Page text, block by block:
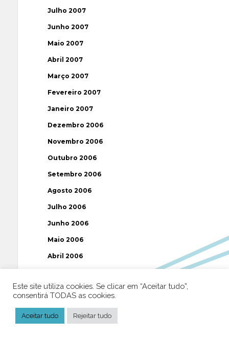
Julho 2007
Junho 2007
Maio 2007
Abril 2007
Março 2007
Fevereiro 2007
Janeiro 2007
Dezembro 2006
Novembro 2006
Outubro 2006
Setembro 2006
Agosto 2006
Julho 2006
Junho 2006
Maio 2006
Abril 2006
Fevereiro 2006
Dezembro 2005
Este site utiliza cookies. Se clicar em “Aceitar tudo”,
consentirá TODAS as cookies.
Aceitar tudo Rejeitar tudo